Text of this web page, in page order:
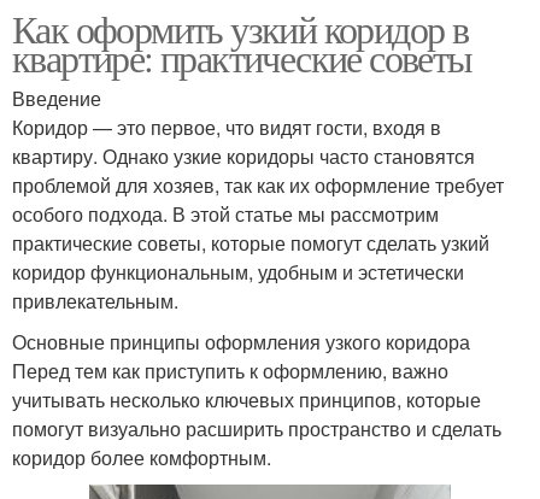
Как оформить узкий коридор в
квартире: практические советы
Введение
Коридор — это первое, что видят гости, входя в
квартиру. Однако узкие коридоры часто становятся
проблемой для хозяев, так как их оформление требует
особого подхода. В этой статье мы рассмотрим
практические советы, которые помогут сделать узкий
коридор функциональным, удобным и эстетически
привлекательным.
Основные принципы оформления узкого коридора
Перед тем как приступить к оформлению, важно
учитывать несколько ключевых принципов, которые
помогут визуально расширить пространство и сделать
коридор более комфортным.